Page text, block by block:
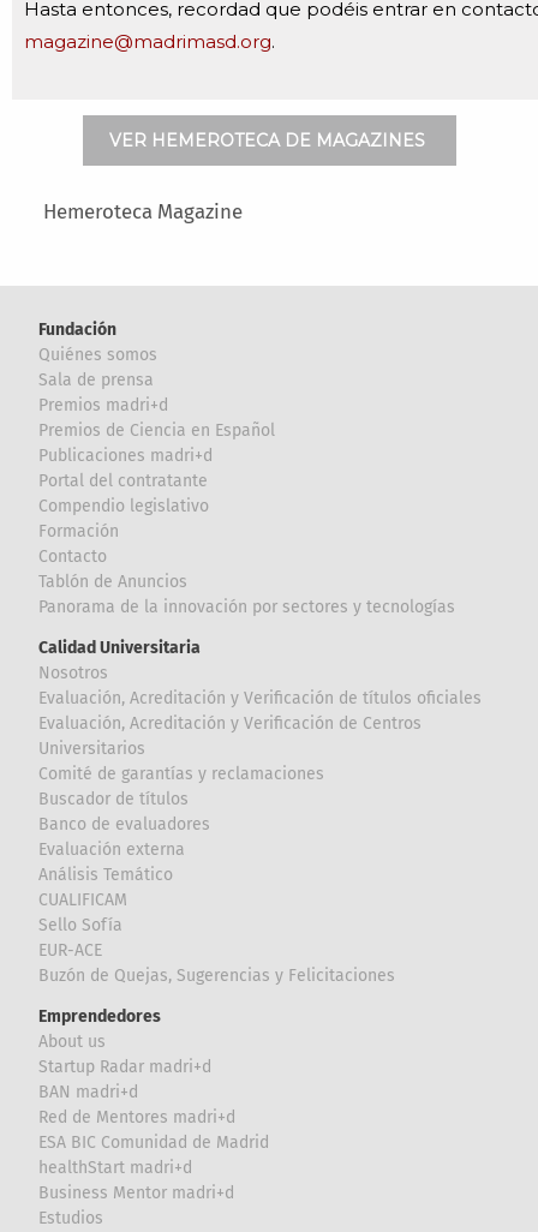
Main menu
Hemeroteca Magazine
Hasta entonces, recordad que podéis entrar en
magazine@madrimasd.org.
VER HEMEROTECA DE MAGAZINES
Fundación
Quiénes somos
Sala de prensa
Premios madri+d
Premios de Ciencia en Español
Publicaciones madri+d
Portal del contratante
Compendio legislativo
Formación
Contacto
Tablón de Anuncios
Panorama de la innovación por sectores y tecnologías
Calidad Universitaria
Nosotros
Evaluación, Acreditación y Verificación de títulos oficiales
Evaluación, Acreditación y Verificación de Centros
Universitarios
Comité de garantías y reclamaciones
Buscador de títulos
Banco de evaluadores
Evaluación externa
Análisis Temático
CUALIFICAM
Sello Sofía
EUR-ACE
Buzón de Quejas, Sugerencias y Felicitaciones
Emprendedores
About us
Startup Radar madri+d
BAN madri+d
Red de Mentores madri+d
ESA BIC Comunidad de Madrid
healthStart madri+d
Business Mentor madri+d
Estudios